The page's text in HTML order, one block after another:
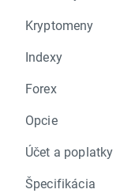
Kryptomeny
Indexy
Forex
Opcie
Účet a poplatky
Špecifikácia